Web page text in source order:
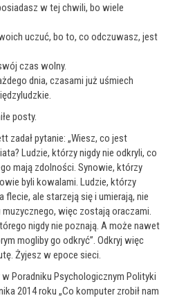
w tej chwili, bo wiele
uczuć, bo to, co odczuwasz, jest
czas wolny.
dnia, czasami już uśmiech
posty.
zadał pytanie: „Wiesz, co jest
Ludzie, którzy nigdy nie odkryli, co
mają zdolności. Synowie, którzy
byli kowalami. Ludzie, którzy
ale starzeją się i umierają, nie
więc zostają oraczami.
nigdy nie poznają. A może nawet
mogliby go odkryć”. Odkryj więc
Żyjesz w epoce sieci.
Poradniku Psychologicznym Polityki
2014 roku „Co komputer zrobił nam